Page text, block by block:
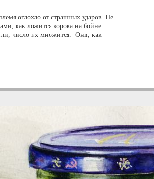
оглохло от страшных ударов. Не
как ложится корова на бойне.
число их множится. Они, как